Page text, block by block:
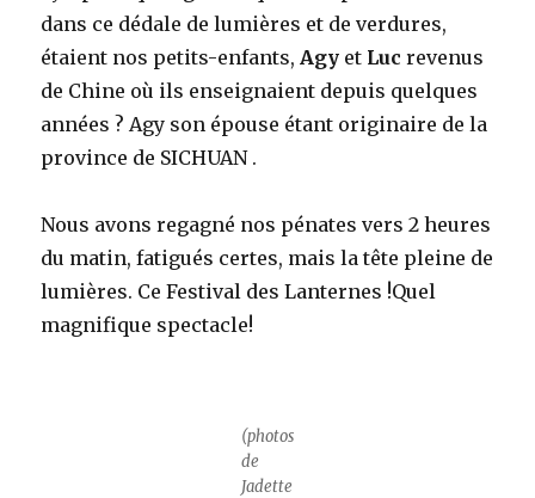
dans ce dédale de lumières et de verdures,
étaient nos petits-enfants, Agy et Luc revenus
de Chine où ils enseignaient depuis quelques
années ? Agy son épouse étant originaire de la
province de SICHUAN .
Nous avons regagné nos pénates vers 2 heures
du matin, fatigués certes, mais la tête pleine de
lumières. Ce Festival des Lanternes !Quel
magnifique spectacle!
(photos
de
Jadette